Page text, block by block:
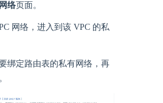
络页面。
网络，进入到该 VPC 的私
绑定路由表的私有网络，再